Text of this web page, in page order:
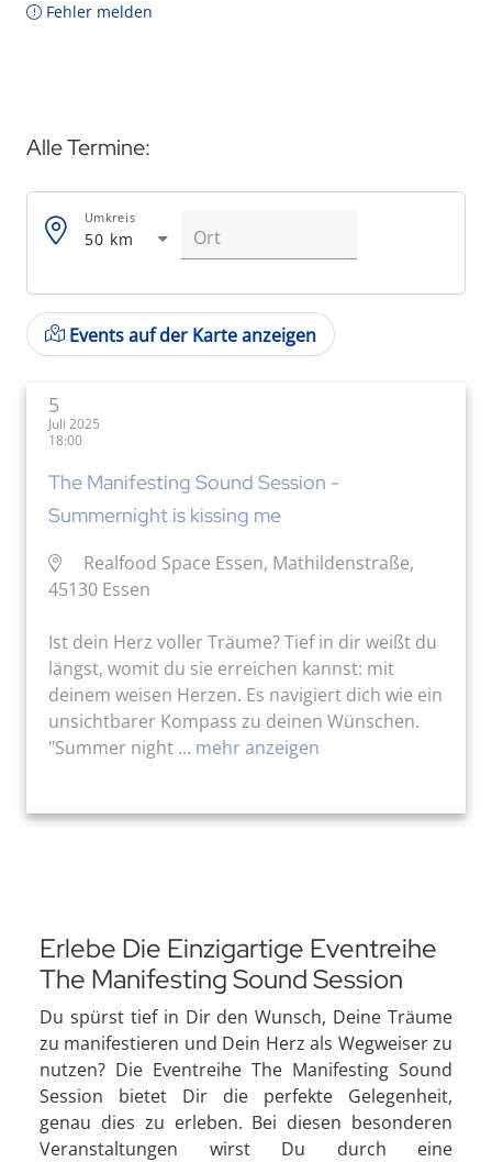
Fehler melden
Alle Termine:
50 km
Umkreis
Events auf der Karte anzeigen
5
Juli 2025
18:00
The Manifesting Sound Session -
Summernight is kissing me
Realfood Space Essen, Mathildenstraße,
45130 Essen
Ist dein Herz voller Träume? Tief in dir weißt du
längst, womit du sie erreichen kannst: mit
deinem weisen Herzen. Es navigiert dich wie ein
unsichtbarer Kompass zu deinen Wünschen.
"Summer night ... mehr anzeigen
Erlebe Die Einzigartige Eventreihe
The Manifesting Sound Session
Du spürst tief in Dir den Wunsch, Deine Träume
zu manifestieren und Dein Herz als Wegweiser zu
nutzen? Die Eventreihe The Manifesting Sound
Session bietet Dir die perfekte Gelegenheit,
genau dies zu erleben. Bei diesen besonderen
Veranstaltungen wirst Du durch eine